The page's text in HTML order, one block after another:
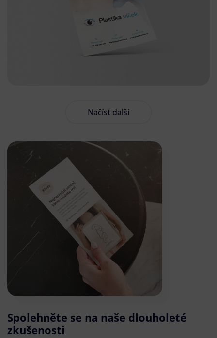
Načíst další
Spolehněte se na naše dlouholeté
zkušenosti